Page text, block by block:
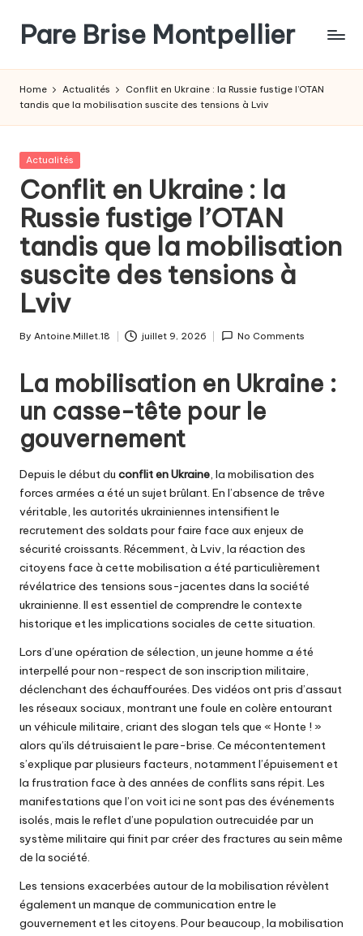
content
Pare Brise Montpellier
Home Actualités
Conflit en Ukraine : la Russie fustige l’OTAN
tandis que la mobilisation suscite des tensions à Lviv
Posted
Actualités
Conflit en Ukraine : la
Russie fustige l’OTAN
tandis que la mobilisation
suscite des tensions à
Lviv
Posted
By Antoine.Millet.18 juillet 9, 2026 No Comments
La mobilisation en Ukraine :
un casse-tête pour le
gouvernement
Depuis le début du conflit en Ukraine , la mobilisation des
forces armées a été un sujet brûlant. En l’absence de trêve
véritable, les autorités ukrainiennes intensifient le
recrutement des soldats pour faire face aux enjeux de
sécurité croissants. Récemment, à Lviv, la réaction des
citoyens face à cette mobilisation a été particulièrement
révélatrice des tensions sous-jacentes dans la société
ukrainienne. Il est essentiel de comprendre le contexte
historique et les implications sociales de cette situation.
Lors d’une opération de sélection, un jeune homme a été
interpellé pour non-respect de son inscription militaire,
déclenchant des échauffourées. Des vidéos ont pris d’assaut
les réseaux sociaux, montrant une foule en colère entourant
un véhicule militaire, criant des slogan tels que « Honte ! »
alors qu’ils détruisaient le pare-brise. Ce mécontentement
s’explique par plusieurs facteurs, notamment l’épuisement et
la frustration face à des années de conflits sans répit. Les
manifestations que l’on voit ici ne sont pas des événements
isolés, mais le reflet d’une population outrecuidée par un
système militaire qui finit par créer des fractures au sein même
de la société.
Les tensions exacerbées autour de la mobilisation révèlent
également un manque de communication entre le
gouvernement et les citoyens. Pour beaucoup, la mobilisation